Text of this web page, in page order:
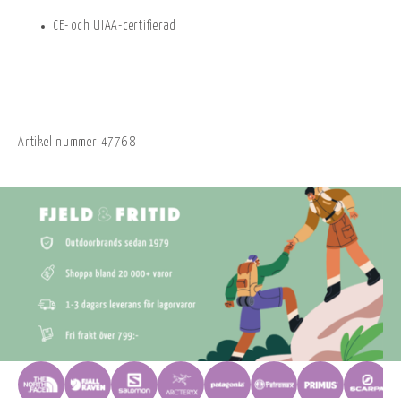
CE- och UIAA-certifierad
Artikel nummer 47768